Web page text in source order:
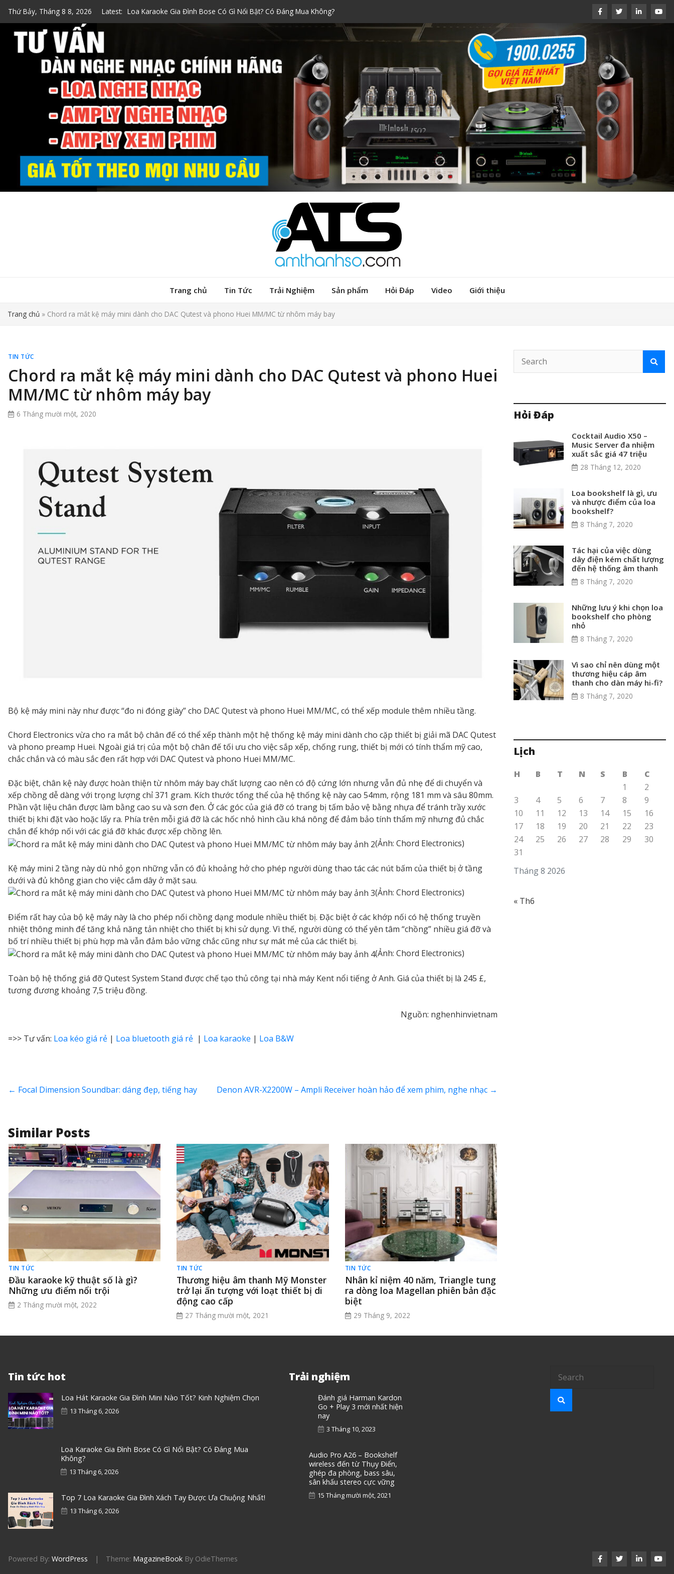
content
Thứ Bảy, Tháng 8 8, 2026 Latest: Loa Karaoke Gia Đình Bose Có Gì Nổi Bật? Có Đáng Mua Không?
Top 7 Loa Karaoke Gia Đình Xách Tay Được Ưa Chuộng Nhất!
5 Cách Kiểm Tra Loa Bose Chính Hãng Siêu Chuẩn!
Loa Hát Karaoke Gia Đình Mini Nào Tốt? Kinh Nghiệm Chọn
Trang chủ Tin Tức Trải Nghiệm Sản phẩm Hỏi Đáp Video Giới thiệu
Trang chủ » Chord ra mắt kệ máy mini dành cho DAC Qutest và phono Huei MM/MC từ nhôm máy bay
TIN TỨC
Chord ra mắt kệ máy mini dành cho DAC Qutest và phono Huei
MM/MC từ nhôm máy bay
6 Tháng mười một, 2020
Bộ kệ máy mini này như được “đo ni đóng giày” cho DAC Qutest và phono Huei MM/MC, có thể xếp module thêm nhiều tầng.
Chord Electronics vừa cho ra mắt bộ chân đế có thể xếp thành một hệ thống kệ máy mini dành cho cặp thiết bị giải mã DAC Qutest
và phono preamp Huei. Ngoài giá trị của một bộ chân đế tối ưu cho việc sắp xếp, chống rung, thiết bị mới có tính thẩm mỹ cao,
chắc chắn và có màu sắc đen rất hợp với DAC Qutest và phono Huei MM/MC.
Đặc biệt, chân kệ này được hoàn thiện từ nhôm máy bay chất lượng cao nên có độ cứng lớn nhưng vẫn đủ nhẹ để di chuyển và
xếp chồng dễ dàng với trọng lượng chỉ 371 gram. Kích thước tổng thể của hệ thống kệ này cao 54mm, rộng 181 mm và sâu 80mm.
Phần vật liệu chân được làm bằng cao su và sơn đen. Ở các góc của giá đỡ có trang bị tấm bảo vệ bằng nhựa để tránh trầy xước
thiết bị khi đặt vào hoặc lấy ra. Phía trên mỗi giá đỡ là các hốc nhỏ hình cầu khá nông để đảm bảo tính thẩm mỹ nhưng đủ chắc
chắn để khớp nối với các giá đỡ khác được xếp chồng lên.
(Ảnh: Chord Electronics)
Kệ máy mini 2 tầng này dù nhỏ gọn những vẫn có đủ khoảng hở cho phép người dùng thao tác các nút bấm của thiết bị ở tầng
dưới và đủ không gian cho việc cắm dây ở mặt sau.
(Ảnh: Chord Electronics)
Điểm rất hay của bộ kệ máy này là cho phép nối chồng dạng module nhiều thiết bị. Đặc biệt ở các khớp nối có hệ thống truyền
nhiệt thông minh để tăng khả năng tản nhiệt cho thiết bị khi sử dụng. Vì thế, người dùng có thể yên tâm “chồng” nhiều giá đỡ và
bố trí nhiều thiết bị phù hợp mà vẫn đảm bảo vững chắc cũng như sự mát mẻ của các thiết bị.
(Ảnh: Chord Electronics)
Toàn bộ hệ thống giá đỡ Qutest System Stand được chế tạo thủ công tại nhà máy Kent nổi tiếng ở Anh. Giá của thiết bị là 245 £,
tương đương khoảng 7,5 triệu đồng.
Nguồn: nghenhinvietnam
=>> Tư vấn: Loa kéo giá rẻ | Loa bluetooth giá rẻ | Loa karaoke | Loa B&W
← Focal Dimension Soundbar: dáng đẹp, tiếng hay Denon AVR-X2200W – Ampli Receiver hoàn hảo để xem phim, nghe nhạc →
Similar Posts
TIN TỨC
Đầu karaoke kỹ thuật số là gì?
Những ưu điểm nổi trội
2 Tháng mười một, 2022
TIN TỨC
Thương hiệu âm thanh Mỹ Monster
trở lại ấn tượng với loạt thiết bị di
động cao cấp
27 Tháng mười một, 2021
TIN TỨC
Nhân kỉ niệm 40 năm, Triangle tung
ra dòng loa Magellan phiên bản đặc
biệt
29 Tháng 9, 2022
Hỏi Đáp
Cocktail Audio X50 –
Music Server đa nhiệm
xuất sắc giá 47 triệu
28 Tháng 12, 2020
Loa bookshelf là gì, ưu
và nhược điểm của loa
bookshelf?
8 Tháng 7, 2020
Tác hại của việc dùng
dây điện kém chất lượng
đến hệ thống âm thanh
8 Tháng 7, 2020
Những lưu ý khi chọn loa
bookshelf cho phòng
nhỏ
8 Tháng 7, 2020
Vì sao chỉ nên dùng một
thương hiệu cáp âm
thanh cho dàn máy hi-fi?
8 Tháng 7, 2020
Lịch
Tháng 8 2026
H B T N S B
C
1
2
3
4 5 6 7 8
9
10
11 12 13 14 15
16
17
18 19 20 21 22
23
24
25 26 27 28 29
30
31
« Th6
Tin tức hot
Loa Hát Karaoke Gia Đình Mini Nào Tốt? Kinh Nghiệm Chọn
13 Tháng 6, 2026
Loa Karaoke Gia Đình Bose Có Gì Nổi Bật? Có Đáng Mua
Không?
13 Tháng 6, 2026
Top 7 Loa Karaoke Gia Đình Xách Tay Được Ưa Chuộng Nhất!
13 Tháng 6, 2026
Trải nghiệm
Đánh giá Harman Kardon
Go + Play 3 mới nhất hiện
nay
3 Tháng 10, 2023
Audio Pro A26 – Bookshelf
wireless đến từ Thụy Điển,
ghép đa phòng, bass sâu,
sân khấu stereo cực vững
15 Tháng mười một, 2021
Powered By: WordPress | Theme: MagazineBook By OdieThemes